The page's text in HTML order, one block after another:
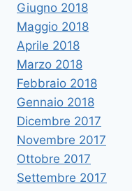
Giugno 2018
Maggio 2018
Aprile 2018
Marzo 2018
Febbraio 2018
Gennaio 2018
Dicembre 2017
Novembre 2017
Ottobre 2017
Settembre 2017